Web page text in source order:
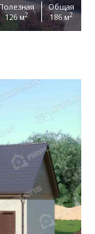
126 м2
Общая
186 м2